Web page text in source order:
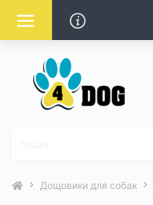
Дощовики для собак